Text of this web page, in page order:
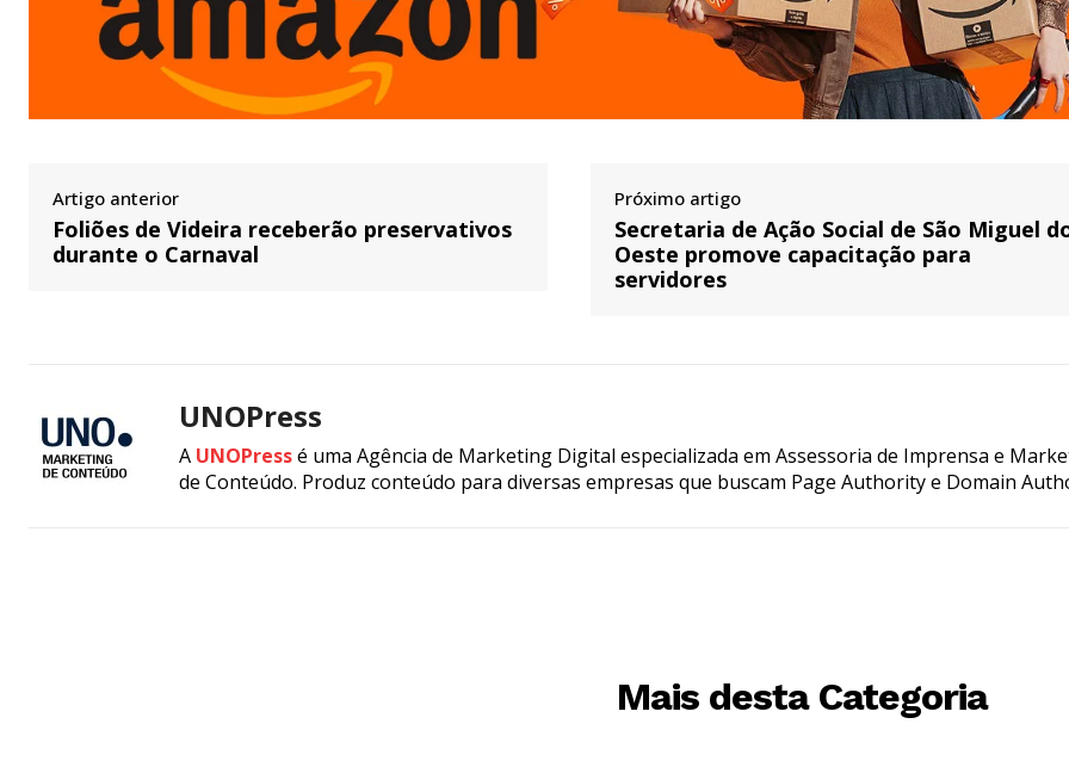
Artigo anterior
Foliões de Videira receberão preservativos
durante o Carnaval
Próximo artigo
Secretaria de Ação Social de São Miguel
Oeste promove capacitação para
servidores
UNOPress
A UNOPressé uma Agência de Marketing Digital especializada em Assessoria de Imprensa e
de Conteúdo. Produz conteúdo para diversas empresas que buscam Page Authority e Domain
Mais desta Categoria